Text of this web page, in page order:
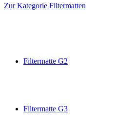
Zur Kategorie Filtermatten
Filtermatte G2
Filtermatte G3